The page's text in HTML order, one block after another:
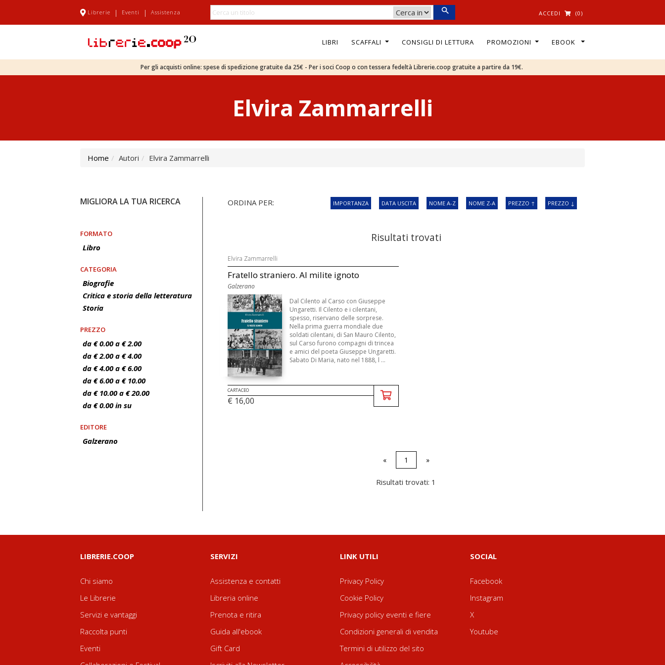
Librerie | Eventi | Assistenza ACCEDI (0)
LIBRI SCAFFALI CONSIGLI DI LETTURA PROMOZIONI EBOOK
Per gli acquisti online: spese di spedizione gratuite da 25€ - Per i soci Coop o con tessera fedeltà Librerie.coop gratuite a partire da 19€.
Elvira Zammarrelli
Home Autori Elvira Zammarrelli
MIGLIORA LA TUA RICERCA
FORMATO
Libro
CATEGORIA
Biografie
Critica e storia della letteratura
Storia
PREZZO
da € 0.00 a € 2.00
da € 2.00 a € 4.00
da € 4.00 a € 6.00
da € 6.00 a € 10.00
da € 10.00 a € 20.00
da € 0.00 in su
EDITORE
Galzerano
ORDINA PER: IMPORTANZA DATA USCITA NOME A-Z NOME Z-A PREZZO ↑ PREZZO ↓
Risultati trovati
Elvira Zammarrelli
Fratello straniero. Al milite ignoto
Galzerano
Dal Cilento al Carso con Giuseppe
Ungaretti. Il Cilento e i cilentani,
spesso, riservano delle sorprese.
Nella prima guerra mondiale due
soldati cilentani, di San Mauro Cilento,
sul Carso furono compagni di trincea
e amici del poeta Giuseppe Ungaretti.
Sabato Di Maria, nato nel 1888, l ...
CARTACEO
€ 16,00
« 1 »
Risultati trovati: 1
LIBRERIE.COOP
Chi siamo
Le Librerie
Servizi e vantaggi
Raccolta punti
Eventi
SERVIZI
Assistenza e contatti
Libreria online
Prenota e ritira
Guida all'ebook
Gift Card
LINK UTILI
Privacy Policy
Cookie Policy
Privacy policy eventi e fiere
Condizioni generali di vendita
Termini di utilizzo del sito
SOCIAL
Facebook
Instagram
X
Youtube